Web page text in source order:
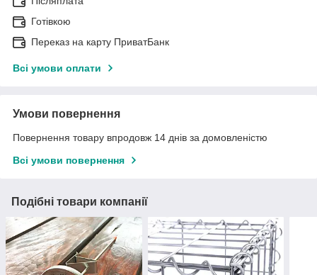
Готівкою
Переказ на карту ПриватБанк
Всі умови оплати
Умови повернення
Повернення товару впродовж 14 днів за домовленістю
Всі умови повернення
Подібні товари компанії